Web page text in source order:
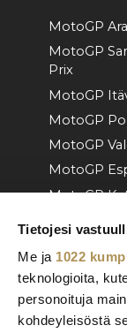
Tietojesi
Me ja 1022
teknologioita,
personoituja
kohdeyleisöstä
MotoGP
MotoGP
Prix
MotoGP
MotoGP
MotoGP
MotoGP
MotoGP
MotoGP
MotoGP
Prix